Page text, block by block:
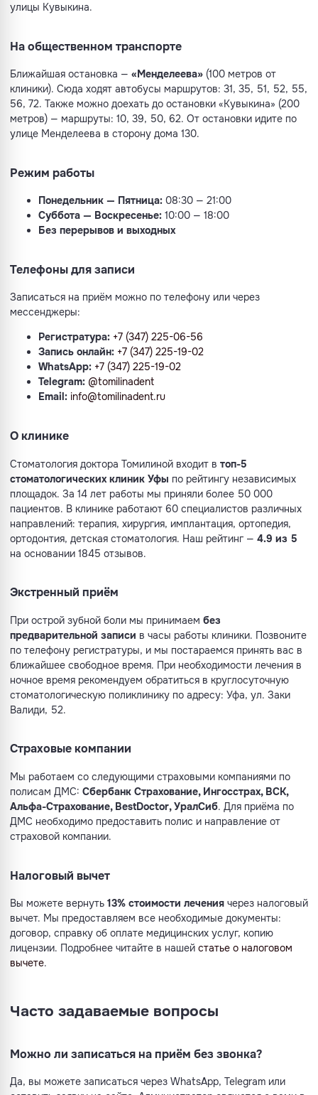
улицы Кувыкина.
На общественном транспорте
Ближайшая остановка — «Менделеева» (100 метров от
клиники). Сюда ходят автобусы маршрутов: 31, 35, 51, 52, 55,
56, 72. Также можно доехать до остановки «Кувыкина» (200
метров) — маршруты: 10, 39, 50, 62. От остановки идите по
улице Менделеева в сторону дома 130.
Режим работы
Понедельник — Пятница: 08:30 — 21:00
Суббота — Воскресенье: 10:00 — 18:00
Без перерывов и выходных
Телефоны для записи
Записаться на приём можно по телефону или через
мессенджеры:
Регистратура: +7 (347) 225-06-56
Запись онлайн: +7 (347) 225-19-02
WhatsApp: +7 (347) 225-19-02
Telegram: @tomilinadent
Email: info@tomilinadent.ru
О клинике
Стоматология доктора Томилиной входит в топ-5
стоматологических клиник Уфы по рейтингу независимых
площадок. За 14 лет работы мы приняли более 50 000
пациентов. В клинике работают 60 специалистов различных
направлений: терапия, хирургия, имплантация, ортопедия,
ортодонтия, детская стоматология. Наш рейтинг — 4.9 из 5
на основании 1845 отзывов.
Экстренный приём
При острой зубной боли мы принимаем без
предварительной записи в часы работы клиники. Позвоните
по телефону регистратуры, и мы постараемся принять вас в
ближайшее свободное время. При необходимости лечения в
ночное время рекомендуем обратиться в круглосуточную
стоматологическую поликлинику по адресу: Уфа, ул. Заки
Валиди, 52.
Страховые компании
Мы работаем со следующими страховыми компаниями по
полисам ДМС: Сбербанк Страхование, Ингосстрах, ВСК,
Альфа-Страхование, BestDoctor, УралСиб. Для приёма по
ДМС необходимо предоставить полис и направление от
страховой компании.
Налоговый вычет
Вы можете вернуть 13% стоимости лечения через налоговый
вычет. Мы предоставляем все необходимые документы:
договор, справку об оплате медицинских услуг, копию
лицензии. Подробнее читайте в нашей статье о налоговом
вычете.
Часто задаваемые вопросы
Можно ли записаться на приём без звонка?
Да, вы можете записаться через WhatsApp, Telegram или